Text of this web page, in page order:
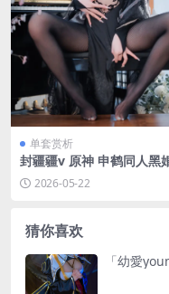
单套赏析
封疆疆v 原神 申鹤同人黑
[20P-239.7M]
2026-05-22
猜你喜欢
「幼愛